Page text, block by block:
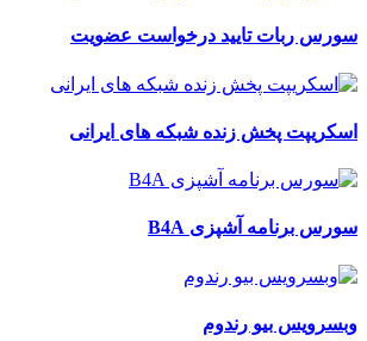
سورس ربات تایید درخواست عضویت
اسکریپت پخش زنده شبکه های ایرانی
سورس برنامه آشپزی B4A
وبسرویس بیو رندوم